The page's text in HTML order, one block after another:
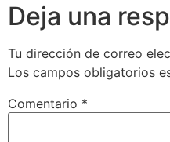
Deja una
Tu dirección de correo
Los campos obligatorios
Comentario *